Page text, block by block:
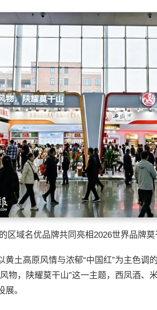
区域名优品牌共同亮相2026世界品牌莫
黄土高原风情与浓郁“中国红”为主色调
物，陕耀莫干山”这一主题，西凤酒、
。